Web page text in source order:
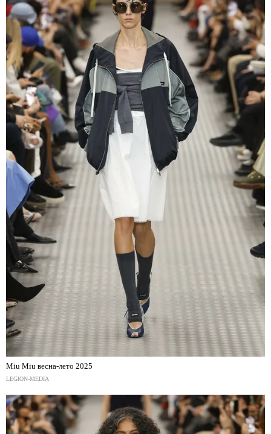
Miu Miu весна-лето 2025
LEGION-MEDIA